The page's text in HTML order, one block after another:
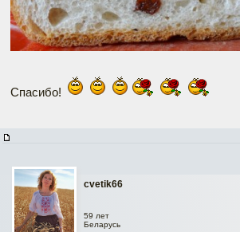
Спасибо!
cvetik66
59 лет
Беларусь